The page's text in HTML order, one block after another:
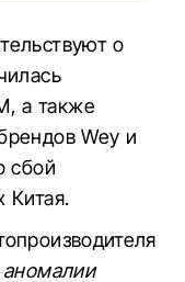
о
а также
Wey и
сбой
Китая.
аномалии